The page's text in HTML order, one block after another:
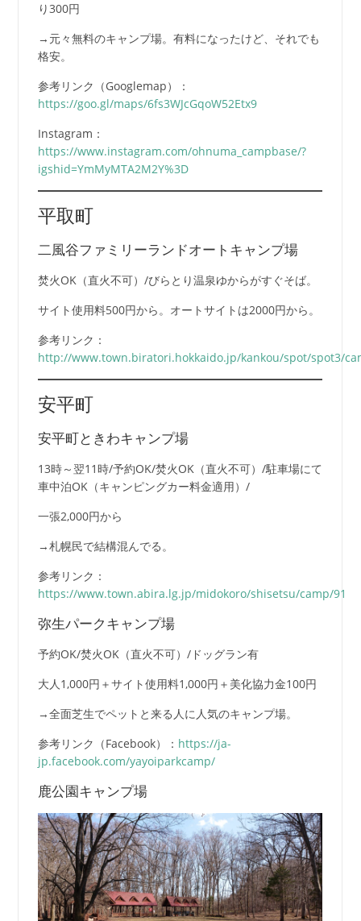
り300円
→元々無料のキャンプ場。有料になったけど、それでも
格安。
参考リンク（Googlemap）：
https://goo.gl/maps/6fs3WJcGqoW52Etx9
Instagram：
https://www.instagram.com/ohnuma_campbase/?
igshid=YmMyMTA2M2Y%3D
平取町
二風谷ファミリーランドオートキャンプ場
焚火OK（直火不可）/びらとり温泉ゆからがすぐそば。
サイト使用料500円から。オートサイトは2000円から。
参考リンク：
http://www.town.biratori.hokkaido.jp/kankou/spot/spot3/
安平町
安平町ときわキャンプ場
13時～翌11時/予約OK/焚火OK（直火不可）/駐車場にて
車中泊OK（キャンピングカー料金適用）/
一張2,000円から
→札幌民で結構混んでる。
参考リンク：
https://www.town.abira.lg.jp/midokoro/shisetsu/camp/91
弥生パークキャンプ場
予約OK/焚火OK（直火不可）/ドッグラン有
大人1,000円＋サイト使用料1,000円＋美化協力金100円
→全面芝生でペットと来る人に人気のキャンプ場。
参考リンク（Facebook）： https://ja-
jp.facebook.com/yayoiparkcamp/
鹿公園キャンプ場